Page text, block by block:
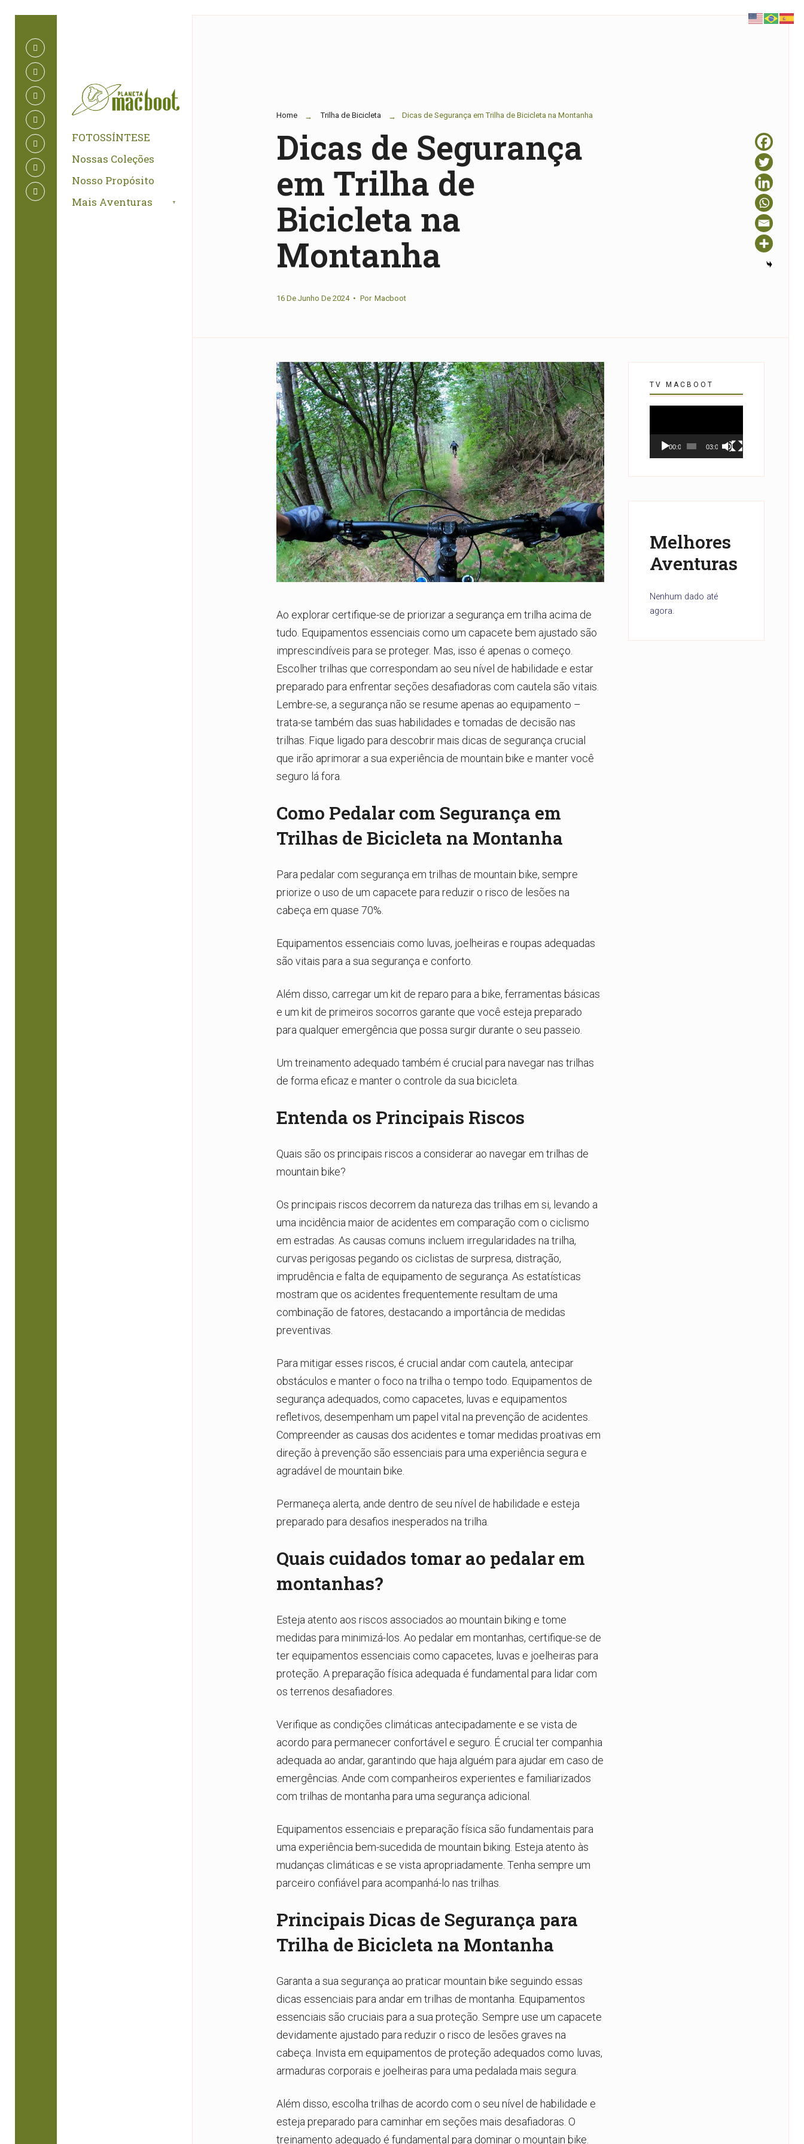
FOTOSSÍNTESE
Nossas Coleções
Nosso Propósito
Mais Aventuras
Home Trilha de Bicicleta Dicas de Segurança em Trilha de Bicicleta na Montanha
Dicas de Segurança
em Trilha de
Bicicleta na
Montanha
16 De Junho De 2024 • Por Macboot
Ao explorar certifique-se de priorizar a segurança em trilha acima de
tudo. Equipamentos essenciais como um capacete bem ajustado são
imprescindíveis para se proteger. Mas, isso é apenas o começo.
Escolher trilhas que correspondam ao seu nível de habilidade e estar
preparado para enfrentar seções desafiadoras com cautela são vitais.
Lembre-se, a segurança não se resume apenas ao equipamento –
trata-se também das suas habilidades e tomadas de decisão nas
trilhas. Fique ligado para descobrir mais dicas de segurança crucial
que irão aprimorar a sua experiência de mountain bike e manter você
seguro lá fora.
Como Pedalar com Segurança em
Trilhas de Bicicleta na Montanha
Para pedalar com segurança em trilhas de mountain bike, sempre
priorize o uso de um capacete para reduzir o risco de lesões na
cabeça em quase 70%.
Equipamentos essenciais como luvas, joelheiras e roupas adequadas
são vitais para a sua segurança e conforto.
Além disso, carregar um kit de reparo para a bike, ferramentas básicas
e um kit de primeiros socorros garante que você esteja preparado
para qualquer emergência que possa surgir durante o seu passeio.
Um treinamento adequado também é crucial para navegar nas trilhas
de forma eficaz e manter o controle da sua bicicleta.
Entenda os Principais Riscos
Quais são os principais riscos a considerar ao navegar em trilhas de
mountain bike?
Os principais riscos decorrem da natureza das trilhas em si, levando a
uma incidência maior de acidentes em comparação com o ciclismo
em estradas. As causas comuns incluem irregularidades na trilha,
curvas perigosas pegando os ciclistas de surpresa, distração,
imprudência e falta de equipamento de segurança. As estatísticas
mostram que os acidentes frequentemente resultam de uma
combinação de fatores, destacando a importância de medidas
preventivas.
Para mitigar esses riscos, é crucial andar com cautela, antecipar
obstáculos e manter o foco na trilha o tempo todo. Equipamentos de
segurança adequados, como capacetes, luvas e equipamentos
refletivos, desempenham um papel vital na prevenção de acidentes.
Compreender as causas dos acidentes e tomar medidas proativas em
direção à prevenção são essenciais para uma experiência segura e
agradável de mountain bike.
Permaneça alerta, ande dentro de seu nível de habilidade e esteja
preparado para desafios inesperados na trilha.
Quais cuidados tomar ao pedalar em
montanhas?
Esteja atento aos riscos associados ao mountain biking e tome
medidas para minimizá-los. Ao pedalar em montanhas, certifique-se de
ter equipamentos essenciais como capacetes, luvas e joelheiras para
proteção. A preparação física adequada é fundamental para lidar com
os terrenos desafiadores.
Verifique as condições climáticas antecipadamente e se vista de
acordo para permanecer confortável e seguro. É crucial ter companhia
adequada ao andar, garantindo que haja alguém para ajudar em caso de
emergências. Ande com companheiros experientes e familiarizados
com trilhas de montanha para uma segurança adicional.
Equipamentos essenciais e preparação física são fundamentais para
uma experiência bem-sucedida de mountain biking. Esteja atento às
mudanças climáticas e se vista apropriadamente. Tenha sempre um
parceiro confiável para acompanhá-lo nas trilhas.
Principais Dicas de Segurança para
Trilha de Bicicleta na Montanha
Garanta a sua segurança ao praticar mountain bike seguindo essas
dicas essenciais para andar em trilhas de montanha. Equipamentos
essenciais são cruciais para a sua proteção. Sempre use um capacete
devidamente ajustado para reduzir o risco de lesões graves na
cabeça. Invista em equipamentos de proteção adequados como luvas,
armaduras corporais e joelheiras para uma pedalada mais segura.
Além disso, escolha trilhas de acordo com o seu nível de habilidade e
esteja preparado para caminhar em seções mais desafiadoras. O
treinamento adequado é fundamental para dominar o mountain bike.
TV MACBOOT
vídeo
00:00 03:07
Melhores
Aventuras
Nenhum dado até
agora.